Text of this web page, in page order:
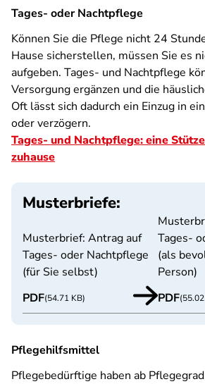
Tages- oder Nachtpflege
Können Sie die Pflege nicht 24
Hause sicherstellen, müssen Sie es
aufgeben. Tages- und Nachtpflege
Versorgung ergänzen und die
Oft lässt sich dadurch ein Einzug in
oder verzögern.
Tages- und Nachtpflege: eine
zuhause
Musterbriefe:
Musterbrief: Antrag auf
Tages- oder Nachtpflege
(für Sie selbst)
PDF(54.71 KB)
Tages-
(als
Person)
PDF
Pflegehilfsmittel
Pflegebedürftige haben ab